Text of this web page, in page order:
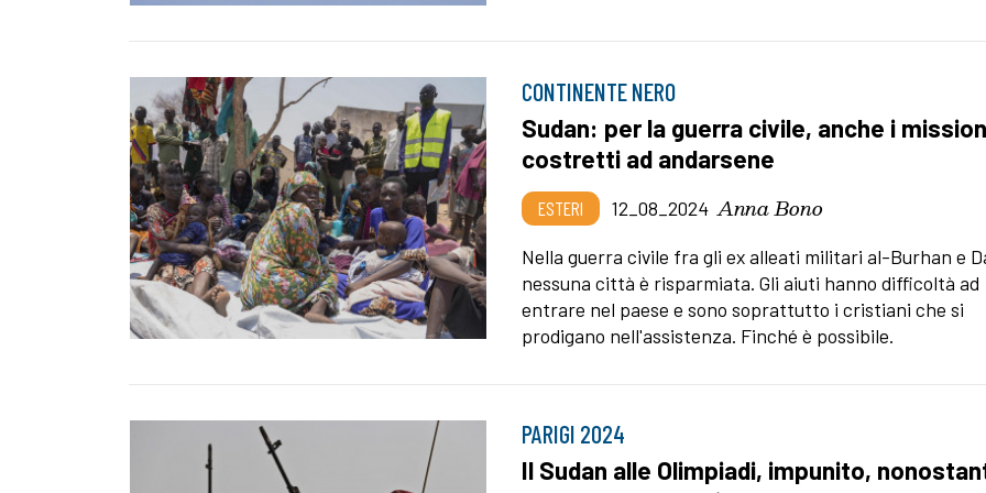
CONTINENTE NERO
Sudan: per la guerra civile, anche i
costretti ad andarsene
ESTERI 12_08_2024 Anna Bono
Nella guerra civile fra gli ex alleati militari al-Burhan e
nessuna città è risparmiata. Gli aiuti hanno difficoltà ad
entrare nel paese e sono soprattutto i cristiani che si
prodigano nell'assistenza. Finché è possibile.
PARIGI 2024
Il Sudan alle Olimpiadi, impunito,